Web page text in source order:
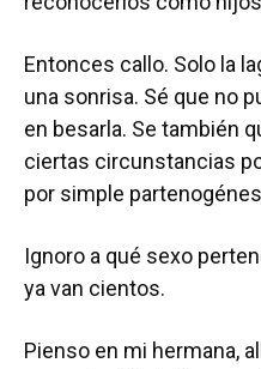
Entonces callo. Solo la
una sonrisa. Sé que no
en besarla. Se también
ciertas circunstancias
por simple
Ignoro a qué sexo
ya van cientos.
Pienso en mi hermana,